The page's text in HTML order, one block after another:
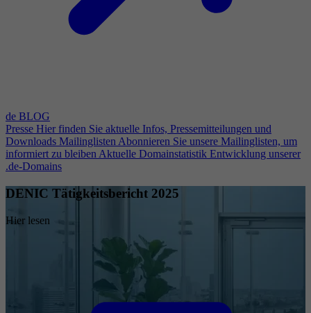
de BLOG
Presse Hier finden Sie aktuelle Infos, Pressemitteilungen und
Downloads Mailinglisten Abonnieren Sie unsere Mailinglisten, um
informiert zu bleiben Aktuelle Domainstatistik Entwicklung unserer
.de-Domains
DENIC Tätigkeitsbericht 2025
Hier lesen